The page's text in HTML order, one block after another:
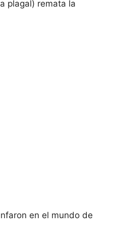
plagal) remata la
en el mundo de